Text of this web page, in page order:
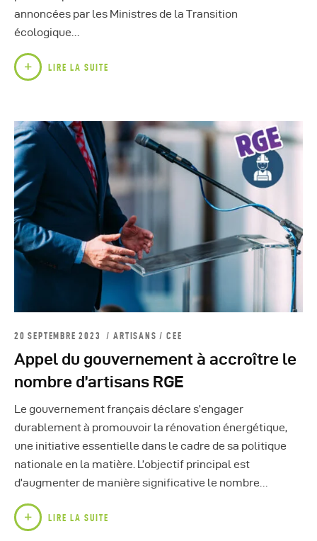
annoncées par les Ministres de la Transition
écologique…
LIRE LA SUITE
20 SEPTEMBRE 2023 ARTISANS /CEE
Appel du gouvernement à accroître le
nombre d’artisans RGE
Le gouvernement français déclare s’engager
durablement à promouvoir la rénovation énergétique,
une initiative essentielle dans le cadre de sa politique
nationale en la matière. L’objectif principal est
d’augmenter de manière significative le nombre…
LIRE LA SUITE